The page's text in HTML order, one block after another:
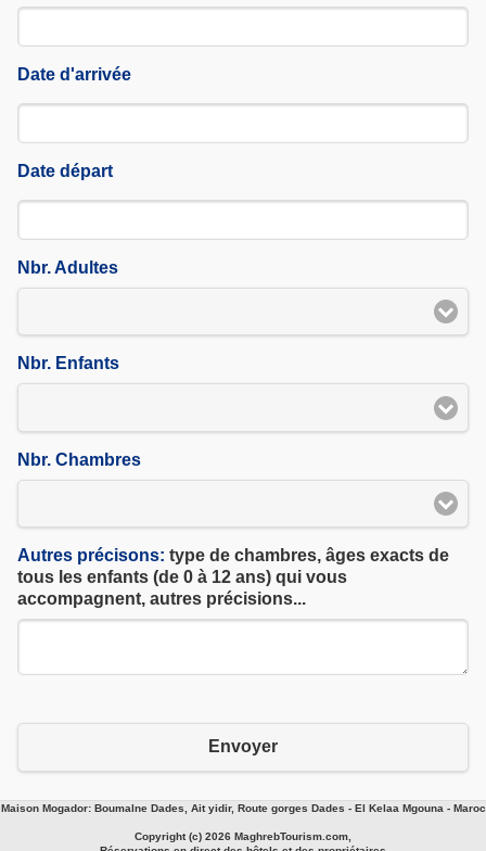
Date d'arrivée
Date départ
Nbr. Adultes
Nbr. Enfants
Nbr. Chambres
Autres précisons: type de chambres, âges exacts de
tous les enfants (de 0 à 12 ans) qui vous
accompagnent, autres précisions...
Envoyer
Maison Mogador: Boumalne Dades, Ait yidir, Route gorges Dades - El Kelaa Mgouna - Maroc
Copyright (c) 2026 MaghrebTourism.com,